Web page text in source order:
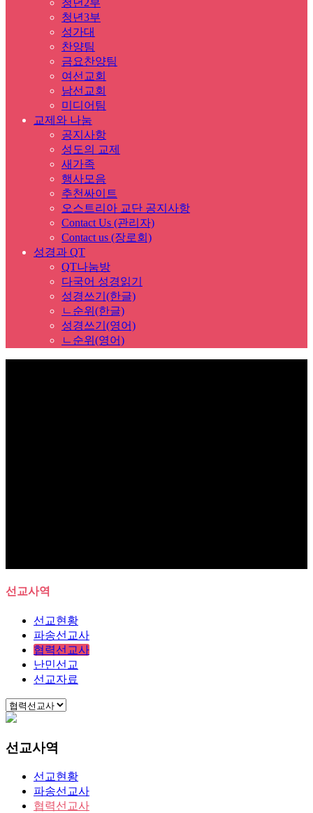
청년2부
청년3부
성가대
찬양팀
금요찬양팀
여선교회
남선교회
미디어팀
교제와 나눔
공지사항
성도의 교제
새가족
행사모음
추천싸이트
오스트리아 교단 공지사항
Contact Us (관리자)
Contact us (장로회)
성경과 QT
QT나눔방
다국어 성경읽기
성경쓰기(한글)
ㄴ순위(한글)
성경쓰기(영어)
ㄴ순위(영어)
선교사역
선교현황
파송선교사
협력선교사
난민선교
선교자료
선교사역
선교현황
파송선교사
협력선교사